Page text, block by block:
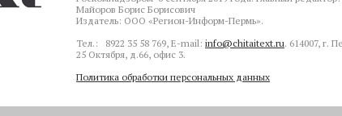
Майоров Борис Борисович
Издатель: ООО «Регион-Информ-Пермь».
Тел.: 8922 35 58 769, E-mail: info@chitaitext.ru. 614007, г.
25 Октября, д.66, офис 3.
Политика обработки персональных данных